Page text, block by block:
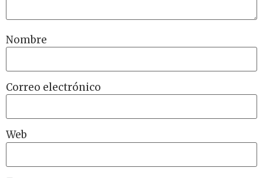
Nombre
Correo electrónico
Web